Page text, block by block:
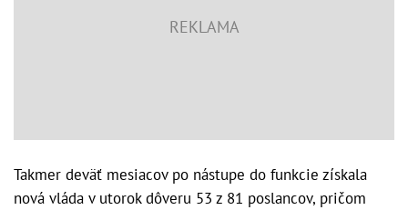
Takmer deväť mesiacov po nástupe do funkcie získala
nová vláda v utorok dôveru 53 z 81 poslancov, pričom